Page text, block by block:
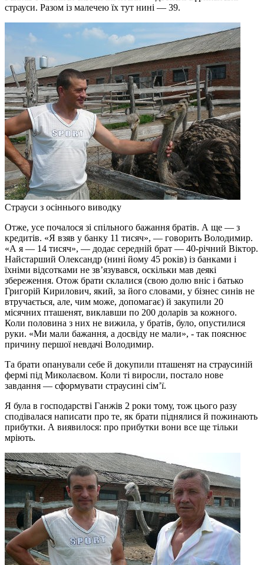
страуси. Разом із малечею їх тут нині — 39.
Страуси з осіннього виводку
Отже, усе почалося зі спільного бажання братів. А ще — з
кредитів. «Я взяв у банку 11 тисяч», — говорить Володимир.
«А я — 14 тисяч», — додає середній брат — 40-річний Віктор.
Найстарший Олександр (нині йому 45 років) із банками і
їхніми відсотками не зв’язувався, оскільки мав деякі
збереження. Отож брати склалися (свою долю вніс і батько
Григорій Кирилович, який, за його словами, у бізнес синів не
втручається, але, чим може, допомагає) й закупили 20
місячних пташенят, виклавши по 200 доларів за кожного.
Коли половина з них не вижила, у братів, було, опустилися
руки. «Ми мали бажання, а досвіду не мали», - так пояснює
причину першої невдачі Володимир.
Та брати опанували себе й докупили пташенят на страусиній
фермі під Миколаєвом. Коли ті виросли, постало нове
завдання — сформувати страусині сім’ї.
Я була в господарстві Ганжів 2 роки тому, тож цього разу
сподівалася написати про те, як брати піднялися й пожинають
прибутки. А виявилося: про прибутки вони все ще тільки
мріють.